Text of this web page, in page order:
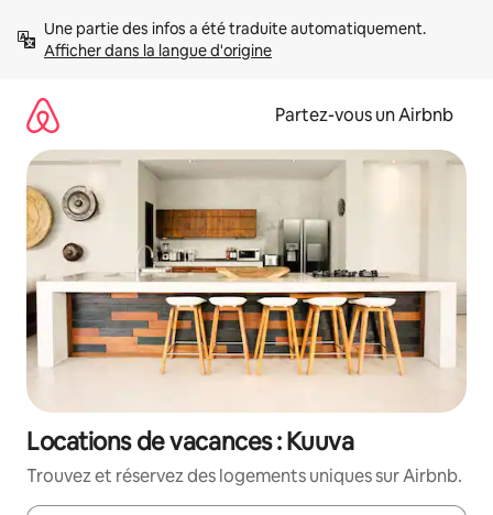
directement
Afficher dans la langue d'origine
Partez-vous un Airbnb
Locations de vacances : Kuuva
Trouvez et réservez des logements uniques sur Airbnb.